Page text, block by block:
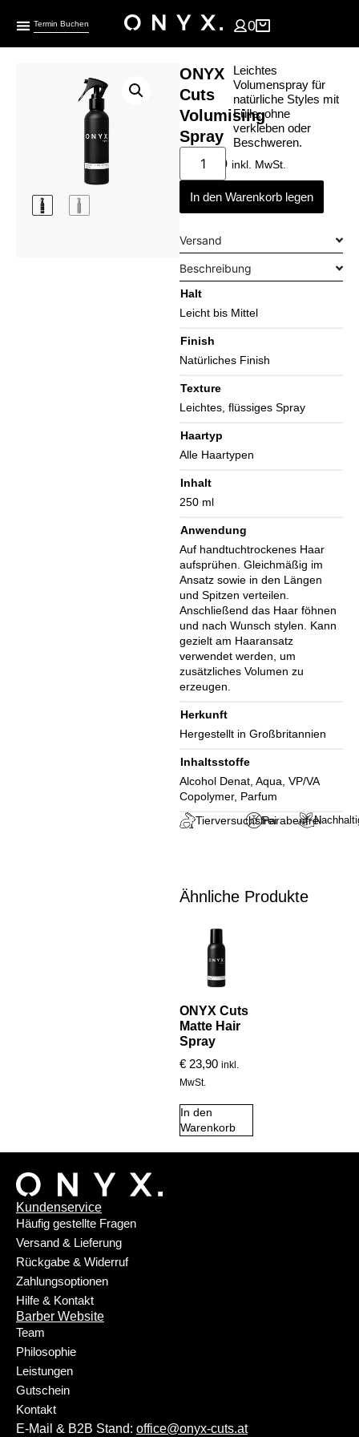
Termin Buchen 0
ONYX
Cuts
Volumising
Spray
Leichtes
Volumenspray für
natürliche Styles mit
Fülle, ohne
verkleben oder
Beschweren.
23,90 inkl. MwSt.
In den Warenkorb legen
Versand
Beschreibung
Halt
Leicht bis Mittel
Finish
Natürliches Finish
Texture
Leichtes, flüssiges Spray
Haartyp
Alle Haartypen
Inhalt
250 ml
Anwendung
Auf handtuchtrockenes Haar
aufsprühen. Gleichmäßig im
Ansatz sowie in den Längen
und Spitzen verteilen.
Anschließend das Haar föhnen
und nach Wunsch stylen. Kann
gezielt am Haaransatz
verwendet werden, um
zusätzliches Volumen zu
erzeugen.
Herkunft
Hergestellt in Großbritannien
Inhaltsstoffe
Alcohol Denat, Aqua, VP/VA
Copolymer, Parfum
TierversuchsfreiParabenfrei
Ähnliche Produkte
ONYX Cuts
Matte Hair
Spray
€ 23,90 inkl.
MwSt.
In den
Warenkorb
Kundenservice
Häufig gestellte Fragen
Versand & Lieferung
Rückgabe & Widerruf
Zahlungsoptionen
Hilfe & Kontakt
Barber Website
Team
Philosophie
Leistungen
Gutschein
Kontakt
E-Mail & B2B Stand: office@onyx-cuts.at